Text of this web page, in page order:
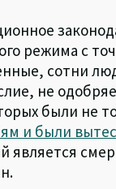
режима с
сотни
не
были не
и были
является